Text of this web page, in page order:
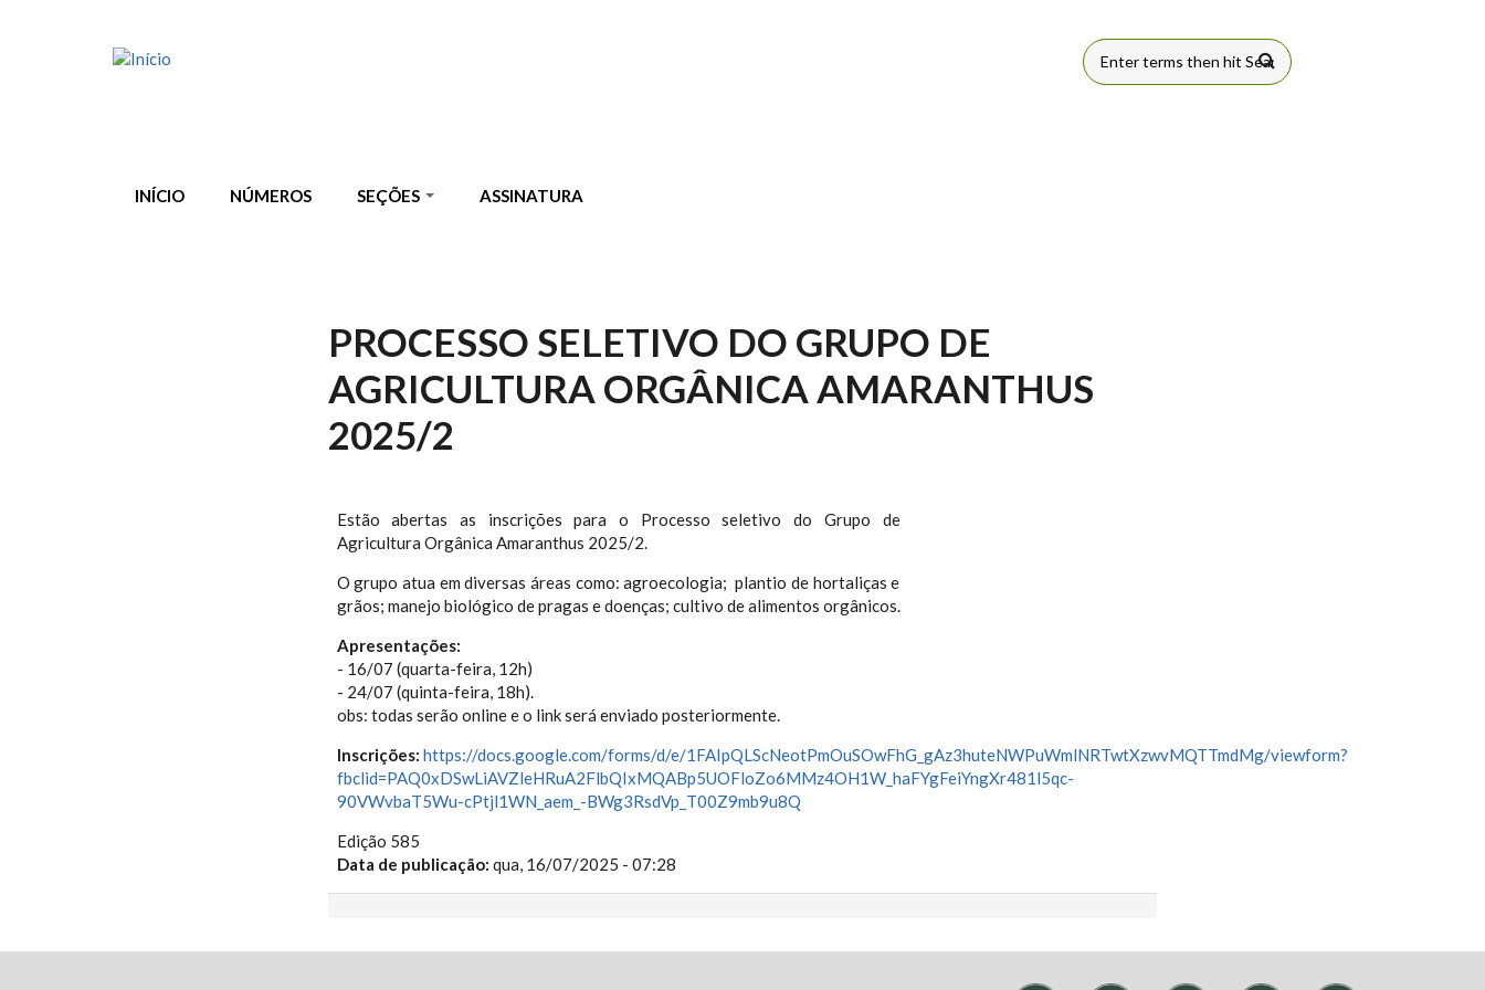
FORMULÁRIO
INÍCIO NÚMEROS SEÇÕES ASSINATURA
PROCESSO SELETIVO DO GRUPO DE
AGRICULTURA ORGÂNICA AMARANTHUS
2025/2
Estão abertas as inscrições para o Processo seletivo do Grupo de
Agricultura Orgânica Amaranthus 2025/2.
O grupo atua em diversas áreas como: agroecologia; plantio de hortaliças e
grãos; manejo biológico de pragas e doenças; cultivo de alimentos orgânicos.
Apresentações:
- 16/07 (quarta-feira, 12h)
- 24/07 (quinta-feira, 18h).
obs: todas serão online e o link será enviado posteriormente.
Inscrições: https://docs.google.com/forms/d/e/1FAIpQLScNeotPmOuSOwFhG_gAz3huteNWPuWmlNRTwtXzwvMQTTmdMg/viewform?
fbclid=PAQ0xDSwLiAVZleHRuA2FlbQIxMQABp5UOFloZo6MMz4OH1W_haFYgFeiYngXr481l5qc-
90VWvbaT5Wu-cPtjl1WN_aem_-BWg3RsdVp_T00Z9mb9u8Q
Edição 585
Data de publicação: qua, 16/07/2025 - 07:28